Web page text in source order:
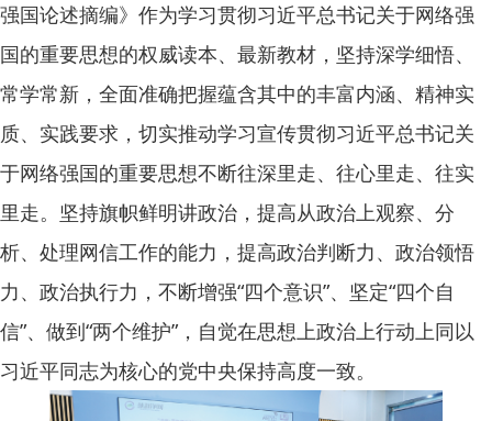
强国论述摘编》作为学习贯彻习近平总书记关于网络强
国的重要思想的权威读本、最新教材，坚持深学细悟、
常学常新，全面准确把握蕴含其中的丰富内涵、精神实
质、实践要求，切实推动学习宣传贯彻习近平总书记关
于网络强国的重要思想不断往深里走、往心里走、往实
里走。坚持旗帜鲜明讲政治，提高从政治上观察、分
析、处理网信工作的能力，提高政治判断力、政治领悟
力、政治执行力，不断增强“四个意识”、坚定“四个自
信”、做到“两个维护”，自觉在思想上政治上行动上同以
习近平同志为核心的党中央保持高度一致。